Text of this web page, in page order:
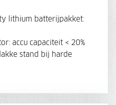
lithium batterijpakket:
accu capaciteit < 20%
stand bij harde